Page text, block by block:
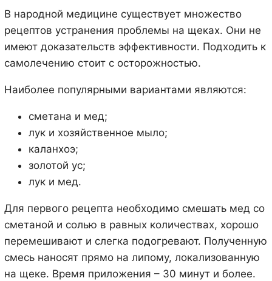
В народной медицине существует множество
рецептов устранения проблемы на щеках. Они не
имеют доказательств эффективности. Подходить к
самолечению стоит с осторожностью.
Наиболее популярными вариантами являются:
сметана и мед;
лук и хозяйственное мыло;
каланхоэ;
золотой ус;
лук и мед.
Для первого рецепта необходимо смешать мед со
сметаной и солью в равных количествах, хорошо
перемешивают и слегка подогревают. Полученную
смесь наносят прямо на липому, локализованную
на щеке. Время приложения – 30 минут и более.